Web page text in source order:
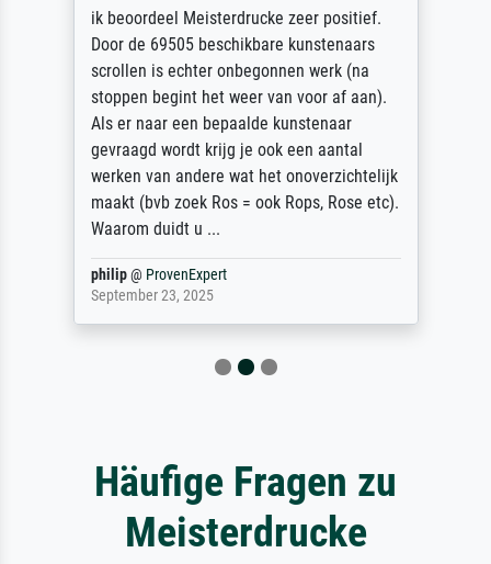
ik beoordeel Meisterdrucke zeer positief.
Door de 69505 beschikbare kunstenaars
scrollen is echter onbegonnen werk (na
stoppen begint het weer van voor af aan).
Als er naar een bepaalde kunstenaar
gevraagd wordt krijg je ook een aantal
werken van andere wat het onoverzichtelijk
maakt (bvb zoek Ros = ook Rops, Rose etc).
Waarom duidt u ...
philip@ ProvenExpert
September 23, 2025
Häufige Fragen zu
Meisterdrucke